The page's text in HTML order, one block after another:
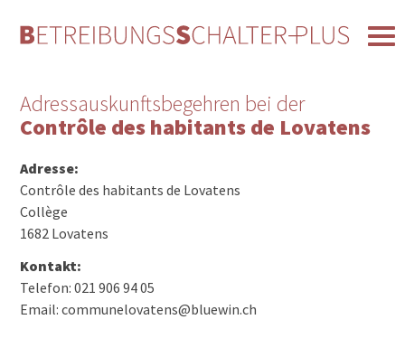
Adressauskunftsbegehren bei der
Contrôle des habitants de Lovatens
Adresse:
Contrôle des habitants de Lovatens
Collège
1682 Lovatens
Kontakt:
Telefon: 021 906 94 05
Email: communelovatens@bluewin.ch